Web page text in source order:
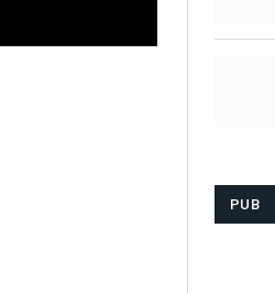
PUB